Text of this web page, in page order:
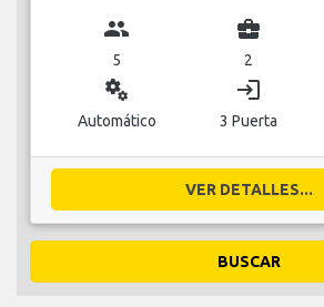
group
5
business_center
2
miscellaneous_services
Automático
login
3 Puerta
VER DETALLES...
BUSCAR